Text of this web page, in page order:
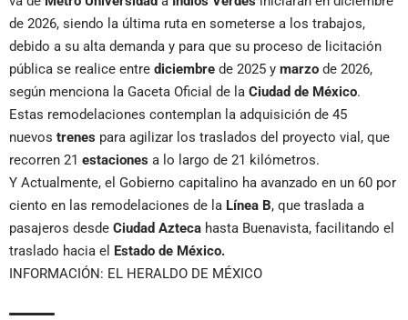
de 2026, siendo la última ruta en someterse a los trabajos,
debido a su alta demanda y para que su proceso de licitación
pública se realice entre diciembre de 2025 y marzo de 2026,
según menciona la Gaceta Oficial de la Ciudad de México.
Estas remodelaciones contemplan la adquisición de 45
nuevos trenes para agilizar los traslados del proyecto vial, que
recorren 21 estaciones a lo largo de 21 kilómetros.
Y Actualmente, el Gobierno capitalino ha avanzado en un 60 por
ciento en las remodelaciones de la Línea B, que traslada a
pasajeros desde Ciudad Azteca hasta Buenavista, facilitando el
traslado hacia el
Estado de México.
INFORMACIÓN: EL HERALDO DE MÉXICO